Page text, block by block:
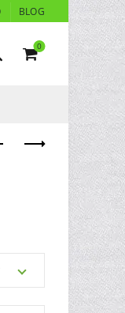
BLOG
0